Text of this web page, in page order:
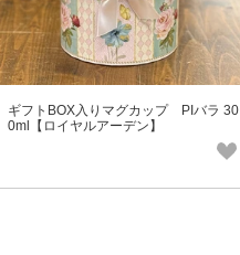
ギフトBOX入りマグカップ PIバラ 30
0ml【ロイヤルアーデン】